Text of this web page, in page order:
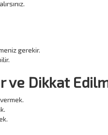
gerekir.
ve Dikkat